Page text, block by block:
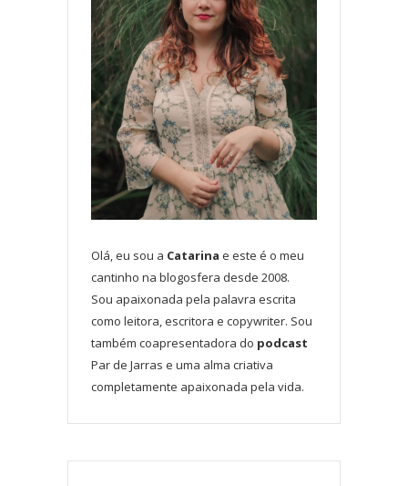
Olá, eu sou a Catarina e este é o meu
cantinho na blogosfera desde 2008.
Sou apaixonada pela palavra escrita
como leitora, escritora e copywriter. Sou
também coapresentadora do podcast
Par de Jarras e uma alma criativa
completamente apaixonada pela vida.